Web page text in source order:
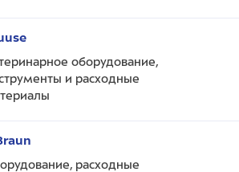
оборудование,
и расходные
расходные